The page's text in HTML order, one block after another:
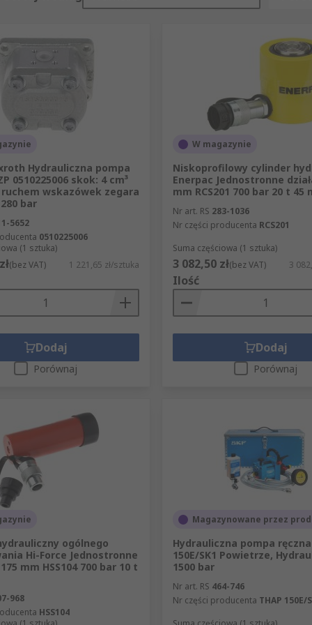
z dużą siłą,
w przemyśle i utrzymaniu ruchu.
Ich zadaniem jest wykonanie ruchu liniowego
skok, siła, rodzaj mocowania, przepływ na wlocie i
pompy ręczne, pompy zębate i pompy łopatkowe.
wymagane stałe zasilanie elektryczne.
które mogą obejmować pompę, zbiornik, silnik,
w maszynach, stanowiskach roboczych i aplikacjach
napięcia zasilania, pojemności zbiornika i rodzaju
kołnierze do pomp hydraulicznych, łożyska, zestawy
dopasowaniu hydrauliki do istniejącej konstrukcji.
układu, wymaganego ruchu i obciążenia. W
niedopasowany komponent może ograniczać
pompa zębata, pompa łopatkowa, agregat lub element
układu i wymaganej siły;
oraz podnośnikach;
i szybkości pracy układu;
lub inne przyłącze zgodne z instalacją;
– istotną przy pompach i agregatach;
pracy mobilnej i serwisie;
przy wymianie elementów w istniejącym układzie.
Hydrauliczna pompa
0510225006 skok: 4 cm³
ruchem wskazówek zegara
bar
5652
0510225006
(1 sztuka)
(bez VAT) 1 221,65 zł/sztuka
Dodaj
Porównaj
W magazynie
Niskoprofilowy cylinder
Enerpac Jednostronne
mm RCS201 700 bar 20 t 45
Nr art. RS 283-1036
Nr części producenta RCS201
Suma częściowa (1 sztuka)
3 082,50 zł(bez VAT) 3
Ilość
Dodaj
Porównaj
ogólnego
Hi-Force Jednostronne
mm HSS104 700 bar 10 t
968
HSS104
Magazynowane przez
Hydrauliczna pompa ręczna
150E/SK1 Powietrze,
1500 bar
Nr art. RS 464-746
Nr części producenta THAP 150E/